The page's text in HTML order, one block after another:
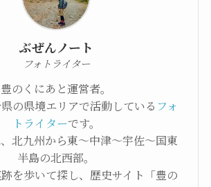
ぶぜんノート
フォトライター
豊のくにあと運営者。
の県境エリアで活動している フォ
トライターです。
北九州から東〜中津〜宇佐〜国東
半島の北西部。
を歩いて探し、歴史サイト「豊の